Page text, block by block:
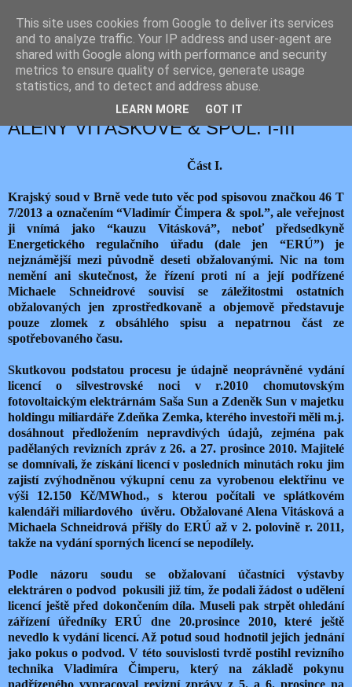
JEMELIK ZDENĚK
neděle 3. července 2016
ZAHÁJENÍ ODVOLACÍHO ŘÍZENÍ
ALENY VITÁSKOVÉ & SPOL. I-III
Část I.
Krajský soud v Brně vede tuto věc pod spisovou značkou 46 T
7/2013 a označením “Vladimír Čimpera & spol.”, ale veřejnost
ji vnímá jako “kauzu Vitásková”, neboť předsedkyně
Energetického regulačního úřadu (dale jen “ERÚ”) je
nejznámější mezi původně deseti obžalovanými. Nic na tom
nemění ani skutečnost, že řízení proti ní a její podřízené
Michaele Schneidrové souvisí se záležitostmi ostatních
obžalovaných jen zprostředkovaně a objemově představuje
pouze zlomek z obsáhlého spisu a nepatrnou část ze
spotřebovaného času.
Skutkovou podstatou procesu je údajně neoprávněné vydání
licencí o silvestrovské noci v r.2010 chomutovským
fotovoltaickým elektrárnám Saša Sun a Zdeněk Sun v majetku
holdingu miliardáře Zdeňka Zemka, kterého investoři měli m.j.
dosáhnout předložením nepravdivých údajů, zejména pak
padělaných revizních zpráv z 26. a 27. prosince 2010. Majitelé
se domnívali, že získání licencí v posledních minutách roku jim
zajistí zvýhodněnou výkupní cenu za vyrobenou elektřinu ve
výši 12.150 Kč/MWhod., s kterou počítali ve splátkovém
kalendáři miliardového úvěru. Obžalované Alena Vitásková a
Michaela Schneidrová přišly do ERÚ až v 2. polovině r. 2011,
takže na vydání sporných licencí se nepodílely.
Podle názoru soudu se obžalovaní účastníci výstavby
elektráren o podvod pokusili již tím, že podali žádost o udělení
licencí ještě před dokončením díla. Museli pak strpět ohledání
zářízení úředníky ERÚ dne 20.prosince 2010, které ještě
nevedlo k vydání licencí. Až potud soud hodnotil jejich jednání
jako pokus o podvod. V této souvislosti tvrdě postihl revizního
technika Vladimíra Čimperu, který na základě pokynu
nadřízeného vypracoval revizní zprávy z 5. a 6. prosince na
This site uses cookies from Google to deliver its services
and to analyze traffic. Your IP address and user-agent are
shared with Google along with performance and security
metrics to ensure quality of service, generate usage
statistics, and to detect and address abuse.
LEARN MORE GOT IT